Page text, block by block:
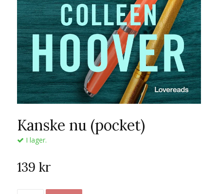
Kanske nu (pocket)
I lager.
139 kr